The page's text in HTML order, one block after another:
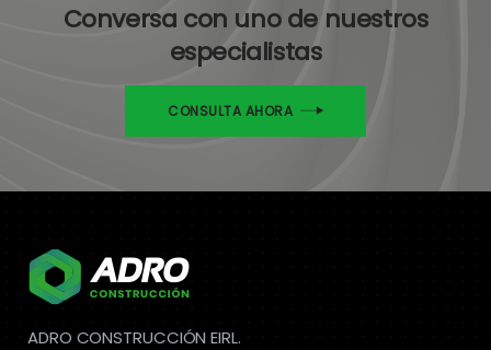
Conversa con uno de nuestros
especialistas
CONSULTA AHORA
ADRO CONSTRUCCIÓN EIRL.